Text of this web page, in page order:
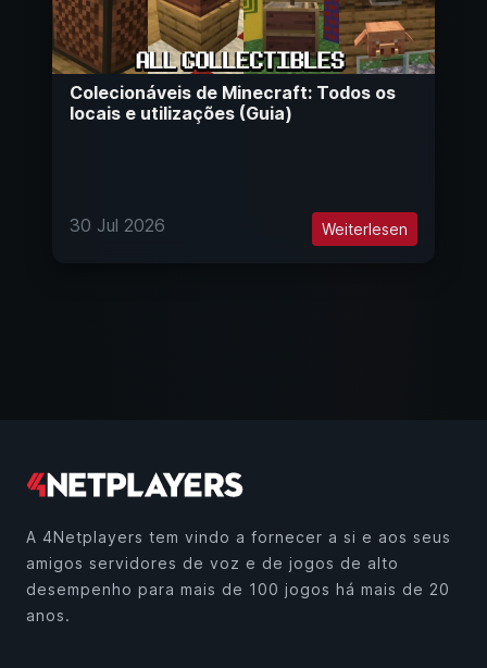
Colecionáveis de Minecraft: Todos os
locais e utilizações (Guia)
30 Jul 2026 Weiterlesen
A 4Netplayers tem vindo a fornecer a si e aos seus
amigos servidores de voz e de jogos de alto
desempenho para mais de 100 jogos há mais de 20
anos.